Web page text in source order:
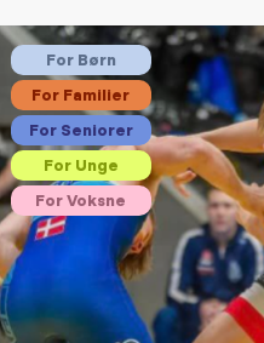
For Børn
For Familier
For Seniorer
For Unge
For Voksne